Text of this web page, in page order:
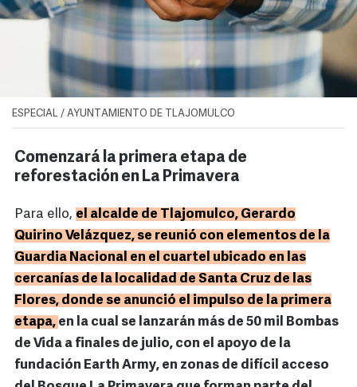
ESPECIAL / AYUNTAMIENTO DE TLAJOMULCO
Comenzará la primera etapa de
reforestación en La Primavera
Para ello, el alcalde de Tlajomulco, Gerardo
Quirino Velázquez, se reunió con elementos de la
Guardia Nacional en el cuartel ubicado en las
cercanías de la localidad de Santa Cruz de las
Flores, donde se anunció el impulso de la primera
etapa, en la cual se lanzarán más de 50 mil Bombas
de Vida a finales de julio, con el apoyo de la
fundación Earth Army, en zonas de difícil acceso